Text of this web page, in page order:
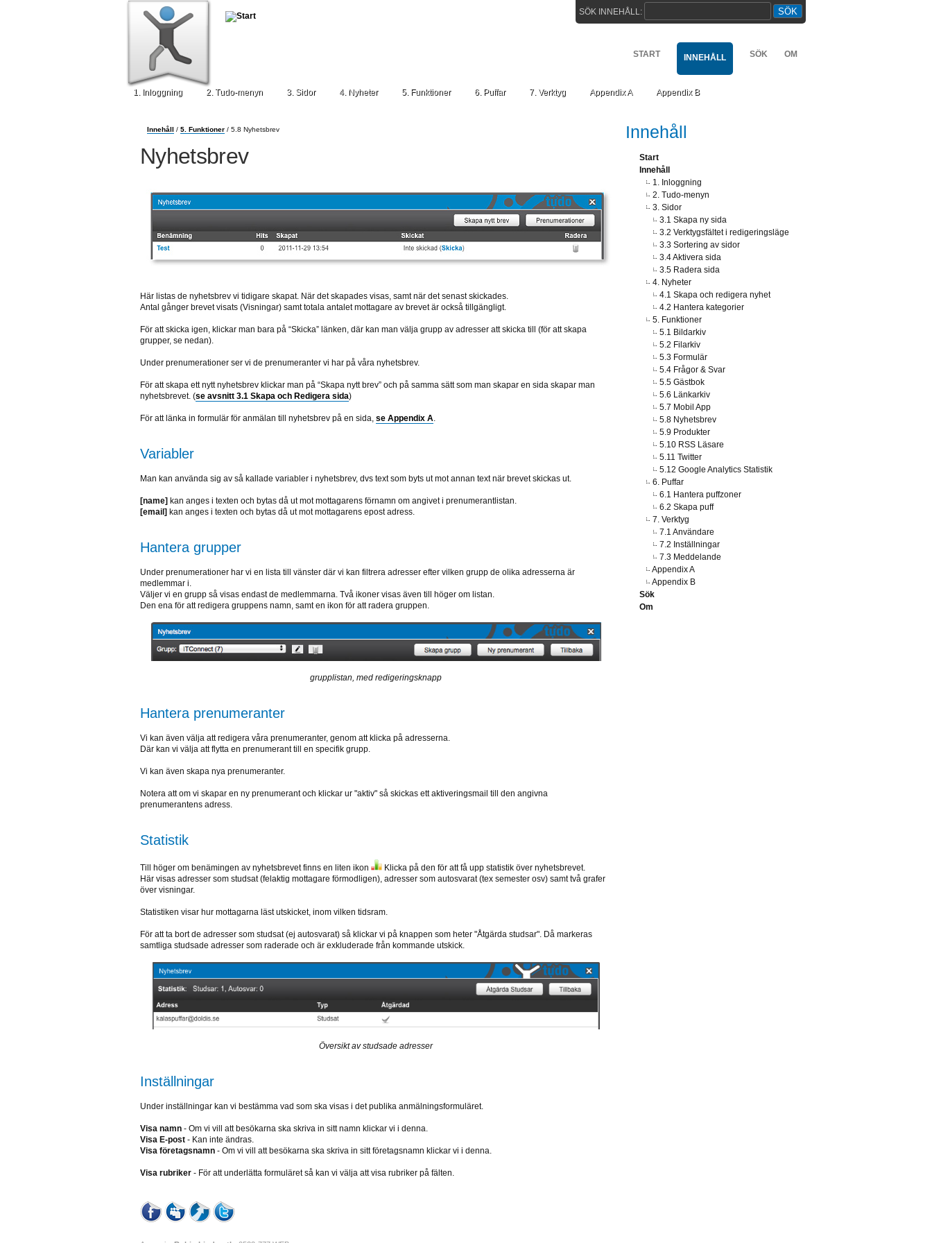
SÖK INNEHÅLL:
START INNEHÅLL SÖK OM
1. Inloggning 2. Tudo-menyn 3. Sidor 4. Nyheter 5. Funktioner 6. Puffar 7. Verktyg Appendix A Appendix B
Innehåll
Innehåll / 5. Funktioner / 5.8 Nyhetsbrev
Nyhetsbrev
Här listas de nyhetsbrev vi tidigare skapat. När det skapades visas, samt när det senast skickades.
Antal gånger brevet visats (Visningar) samt totala antalet mottagare av brevet är också tillgängligt.
För att skicka igen, klickar man bara på “Skicka” länken, där kan man välja grupp av adresser att skicka till (för att skapa
grupper, se nedan).
Under prenumerationer ser vi de prenumeranter vi har på våra nyhetsbrev.
För att skapa ett nytt nyhetsbrev klickar man på “Skapa nytt brev” och på samma sätt som man skapar en sida skapar man
nyhetsbrevet. (se avsnitt 3.1 Skapa och Redigera sida)
För att länka in formulär för anmälan till nyhetsbrev på en sida, se Appendix A.
Variabler
Man kan använda sig av så kallade variabler i nyhetsbrev, dvs text som byts ut mot annan text när brevet skickas ut.
[name] kan anges i texten och bytas då ut mot mottagarens förnamn om angivet i prenumerantlistan.
[email] kan anges i texten och bytas då ut mot mottagarens epost adress.
Hantera grupper
Under prenumerationer har vi en lista till vänster där vi kan filtrera adresser efter vilken grupp de olika adresserna är
medlemmar i.
Väljer vi en grupp så visas endast de medlemmarna. Två ikoner visas även till höger om listan.
Den ena för att redigera gruppens namn, samt en ikon för att radera gruppen.
grupplistan, med redigeringsknapp
Hantera prenumeranter
Vi kan även välja att redigera våra prenumeranter, genom att klicka på adresserna.
Där kan vi välja att flytta en prenumerant till en specifik grupp.
Vi kan även skapa nya prenumeranter.
Notera att om vi skapar en ny prenumerant och klickar ur "aktiv" så skickas ett aktiveringsmail till den angivna
prenumerantens adress.
Statistik
Till höger om benämingen av nyhetsbrevet finns en liten ikon
Klicka på den för att få upp statistik över nyhetsbrevet.
Här visas adresser som studsat (felaktig mottagare förmodligen), adresser som autosvarat (tex semester osv) samt två grafer
över visningar.
Statistiken visar hur mottagarna läst utskicket, inom vilken tidsram.
För att ta bort de adresser som studsat (ej autosvarat) så klickar vi på knappen som heter "Åtgärda studsar". Då markeras
samtliga studsade adresser som raderade och är exkluderade från kommande utskick.
Översikt av studsade adresser
Inställningar
Under inställningar kan vi bestämma vad som ska visas i det publika anmälningsformuläret.
Visa namn - Om vi vill att besökarna ska skriva in sitt namn klickar vi i denna.
Visa E-post - Kan inte ändras.
Visa företagsnamn - Om vi vill att besökarna ska skriva in sitt företagsnamn klickar vi i denna.
Visa rubriker - För att underlätta formuläret så kan vi välja att visa rubriker på fälten.